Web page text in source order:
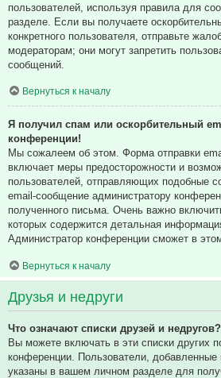
пользователей, используя правила для
разделе. Если вы получаете
конкретного пользователя, отправьте
модераторам; они могут запретить
сообщений.
Вернуться к началу
Я получил спам или оскорбительный
конференции!
Мы сожалеем об этом. Форма отправки
включает меры предосторожности и
пользователей, отправляющих подобные
email-сообщение администратору
полученного письма. Очень важно
которых содержится детальная
Администратор конференции сможет в
Вернуться к началу
Друзья и недруги
Что означают списки друзей и недругов?
Вы можете включать в эти списки других
конференции. Пользователи, добавленные
указаны в вашем личном разделе для